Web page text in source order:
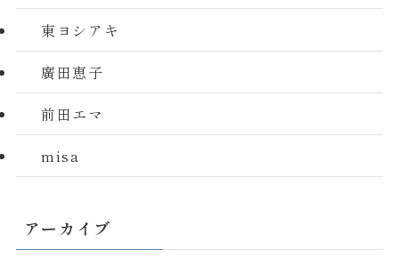
東ヨシアキ
廣田恵子
前田エマ
misa
アーカイブ